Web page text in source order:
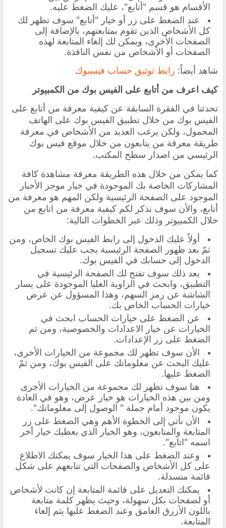
الأقسام هو قسم "أتابع"، عليك الضغط عليه.
عند الضغط على زر أو خيار "أتابع" سوف تظهر لك
كل الأشخاص الذين تقوم بمتابعتهم، بالإضافة إلى
الصفحات الأخرى، ويمكن لك إلغاء المتابعة لهذه
الصفحات أو الأشخاص من نفس النافذة.
شاهد أيضاً: رابط توثيق حساب فيسبوك
كيف اعرف من أتابع على الفيس بوك من الكمبيوتر
تحدثنا في الفقرة السابقة عن كيفية معرفة من أتابع على
الفيس بوك من خلال تطبيق الفيس بوك على الهاتف
المحمول، ولكن يرغب العديد من الأشخاص في معرفة
طريقة معرفة من يتابعون من خلال موقع فيس بوك
الرئيسي من اصدار سطح المكتب.
كما يمكن من خلال هذه الطريقة معرفة مشاهدة كافة
المشاركات الخاصة بك الموجودة في خيار موجز الأخبار
الموجود على الصفحة الرئيسية ولكن المهم هو معرفة من
أتابع، والأن سوف نذكر لكم كيفية معرفة من اتابع من
خلال الكمبيوتر وذلك عبر الخطوات التالية:
أولاً عليك الدخول إلى رابط الفيس بوك الخاص، ومن
ثمّ بعد ظهور الصفحة الرئيسية يجب عليك تسجيل
الدخول إلى حسابك في الفيس بوك.
بعد ذلك سوف تفتح لك الصفحة الرئيسية في
التطبيق، وابحث في الزاوية العليا الموجودة على يسار
الشاشة عن رمز السهم، وهذا المسؤول عن عرض
خيارات الحساب الخاص بك.
عن الضغط على خيارات الحساب ابحث في
الخيارات عن خيار الاعدادات والخصوصية، ومن ثم
الضغط على زر الإعدادات.
الأن سوف تظهر لك مجموعة من الخيارات الأخرى،
عليك البحث عن معلوماتك على الفيس بوك، ومن ثمّ
الضغط عليها.
هنا سوف تظهر لك مجموعة من الخيارات الأخرى
ومن بين هذه الخيارات هو خيار عرض، وهو في العادة
يكون موجود أمام جملة " الوصول إلى معلوماتك".
الأن نأتي إلى الخطوة الأهم وهي الضغط على زر
المتابعة والمتابعون، وهو الخيار الذي يعطيك خيار أخر
اسمه "اتابع".
وعند الضغط على هذا الخيار سوف يمكنك الاطلاع
على كل الأشخاص والصفحات التي تتابعهم على شكل
قائمة منسدلة.
يمكنك التعديل على قائمة المتابعة إن كانت لأشخاص
أو لصفحات بكل سهولة، وحيث يظهر كلمة متابعة
باللون الأزرق الغامق وعند الضغط عليها يتم إلغاء
المتابعة.